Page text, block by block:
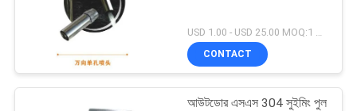
স্টেইনলেস স্টিল সাঁতার পুল
মই
19
CONTACT
আউটডোর এসএস 304 সুইমিং পুল